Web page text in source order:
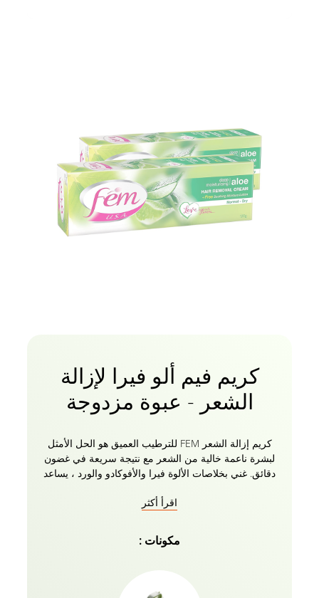
كريم فيم ألو فيرا لإزالة
الشعر - عبوة مزدوجة
كريم إزالة الشعر FEM للترطيب العميق هو الحل الأمثل
لبشرة ناعمة خالية من الشعر مع نتيجة سريعة في غضون
دقائق. غني بخلاصات الألوة فيرا والأفوكادو والورد ، يساعد
يحتوي الصبار على خاصية تبريد تساعد على إزالة شعرك
من التلف. مستخلصات الورد ترطب البشرة وتساعد على
اقرأ أكثر
مكونات :